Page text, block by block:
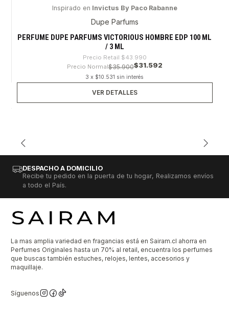
Inspirado en Invictus By Paco Rabanne
Dupe Parfums
PERFUME DUPE PARFUMS VICTORIOUS HOMBRE EDP 100 ML
/ 3 ML
Precio Retail $43.990
Precio Normal$35.900$31.592
3 x $10.531 sin interés
VER DETALLES
DESPACHO A DOMICILIO
Recibe tu pedido en la puerta de tu hogar, Realizamos envíos
a todo el País.
La mas amplia variedad en fragancias está en Sairam.cl ahorra en
Perfumes Originales hasta un 70% al retail, encuentra los perfumes
que buscas también estuches, relojes, lentes, accesorios y
maquillaje.
Síguenos